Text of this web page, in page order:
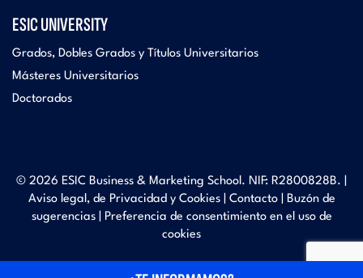
ESIC UNIVERSITY
Grados, Dobles Grados y Títulos Universitarios
Másteres Universitarios
Doctorados
© 2026 ESIC Business & Marketing School. NIF: R2800828B. |
Aviso legal, de Privacidad y Cookies| Contacto| Buzón de
sugerencias|
Preferencia de consentimiento en el uso de
cookies